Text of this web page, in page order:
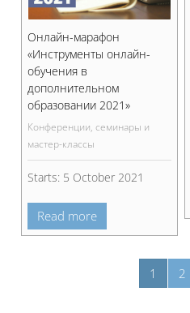
Онлайн-марафон
«Инструменты онлайн-
обучения в
дополнительном
образовании 2021»
Конференции, семинары и
мастер-классы
Starts: 5 October 2021
Read more
1 Page 1
2